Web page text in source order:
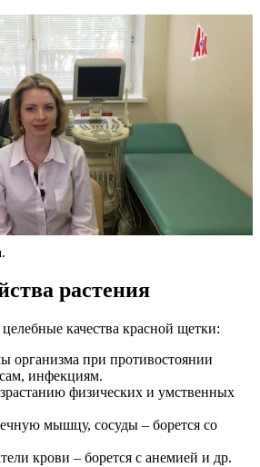
растения
качества красной щетки:
организма при противостоянии
инфекциям.
физических и умственных
мышцу, сосуды – борется со
крови – борется с анемией и др.